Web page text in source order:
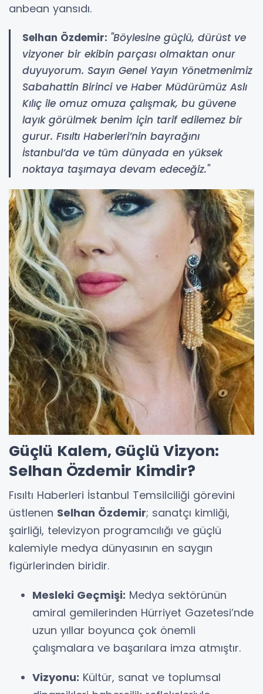
anbean yansıdı.
Selhan Özdemir: "Böylesine güçlü, dürüst ve
vizyoner bir ekibin parçası olmaktan onur
duyuyorum. Sayın Genel Yayın Yönetmenimiz
Sabahattin Birinci ve Haber Müdürümüz Aslı
Kılıç ile omuz omuza çalışmak, bu güvene
layık görülmek benim için tarif edilemez bir
gurur. Fısıltı Haberleri’nin bayrağını
İstanbul’da ve tüm dünyada en yüksek
noktaya taşımaya devam edeceğiz."
Güçlü Kalem, Güçlü Vizyon:
Selhan Özdemir Kimdir?
Fısıltı Haberleri İstanbul Temsilciliği görevini
üstlenen Selhan Özdemir; sanatçı kimliği,
şairliği, televizyon programcılığı ve güçlü
kalemiyle medya dünyasının en saygın
figürlerinden biridir.
Mesleki Geçmişi: Medya sektörünün
amiral gemilerinden Hürriyet Gazetesi’nde
uzun yıllar boyunca çok önemli
çalışmalara ve başarılara imza atmıştır.
Vizyonu: Kültür, sanat ve toplumsal